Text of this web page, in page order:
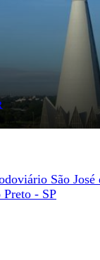
São
Preto - SP